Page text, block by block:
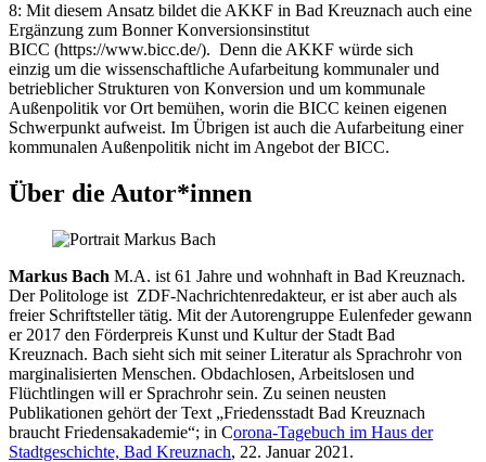
8: Mit diesem Ansatz bildet die AKKF in Bad Kreuznach auch eine
Ergänzung zum Bonner Konversionsinstitut
BICC (https://www.bicc.de/). Denn die AKKF würde sich
einzig um die wissenschaftliche Aufarbeitung kommunaler und
betrieblicher Strukturen von Konversion und um kommunale
Außenpolitik vor Ort bemühen, worin die BICC keinen eigenen
Schwerpunkt aufweist. Im Übrigen ist auch die Aufarbeitung einer
kommunalen Außenpolitik nicht im Angebot der BICC.
Über die Autor*innen
Markus Bach M.A. ist 61 Jahre und wohnhaft in Bad Kreuznach.
Der Politologe ist ZDF-Nachrichtenredakteur, er ist aber auch als
freier Schriftsteller tätig. Mit der Autorengruppe Eulenfeder gewann
er 2017 den Förderpreis Kunst und Kultur der Stadt Bad
Kreuznach. Bach sieht sich mit seiner Literatur als Sprachrohr von
marginalisierten Menschen. Obdachlosen, Arbeitslosen und
Flüchtlingen will er Sprachrohr sein. Zu seinen neusten
Publikationen gehört der Text „Friedensstadt Bad Kreuznach
braucht Friedensakademie“; in Corona-Tagebuch im Haus der
Stadtgeschichte, Bad Kreuznach, 22. Januar 2021.